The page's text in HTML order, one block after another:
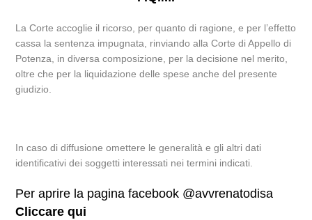
La Corte accoglie il ricorso, per quanto di ragione, e per l’effetto
cassa la sentenza impugnata, rinviando alla Corte di Appello di
Potenza, in diversa composizione, per la decisione nel merito,
oltre che per la liquidazione delle spese anche del presente
giudizio.
In caso di diffusione omettere le generalità e gli altri dati
identificativi dei soggetti interessati nei termini indicati.
Per aprire la pagina facebook @avvrenatodisa
Cliccare qui